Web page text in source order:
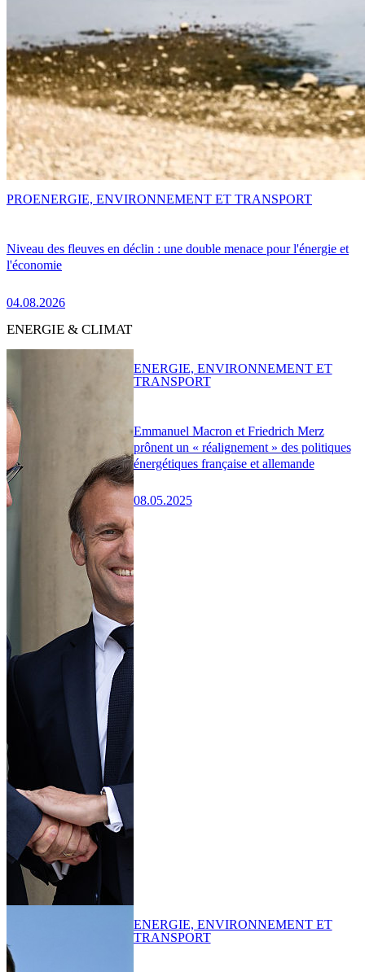
Niveau des fleuves en déclin : une double menace pour l'énergie et
l'économie
04.08.2026
PROENERGIE, ENVIRONNEMENT ET TRANSPORT
ENERGIE & CLIMAT
Emmanuel Macron et Friedrich Merz
prônent un « réalignement » des politiques
énergétiques française et allemande
08.05.2025
ENERGIE, ENVIRONNEMENT ET
TRANSPORT
ENERGIE, ENVIRONNEMENT ET
TRANSPORT